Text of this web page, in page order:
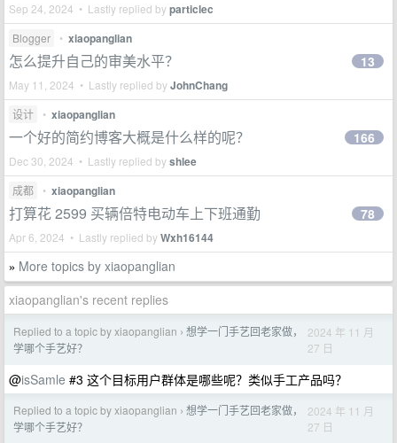
Sep 24, 2024 • Lastly replied byparticlec
Blogger • xiaopanglian
怎么提升自己的审美水平？
May 11, 2024 • Lastly replied byJohnChang
13
设计 • xiaopanglian
一个好的简约博客大概是什么样的呢？
Dec 30, 2024 • Lastly replied byshlee
166
成都 • xiaopanglian
打算花 2599 买辆倍特电动车上下班通勤
Apr 6, 2024 • Lastly replied byWxh16144
78
» More topics by xiaopanglian
xiaopanglian's recent replies
Replied to a topic by xiaopanglian › 想学一门手艺回老家做，
学哪个手艺好？
2024 年 11 月
27 日
@isSamle #3 这个目标用户群体是哪些呢？类似手工产品吗？
Replied to a topic by xiaopanglian › 想学一门手艺回老家做，
学哪个手艺好？
2024 年 11 月
27 日